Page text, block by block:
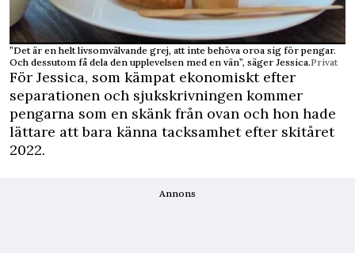
”Det är en helt livsomvälvande grej, att inte behöva oroa sig för pengar.
Och dessutom få dela den upplevelsen med en vän”, säger Jessica.Privat
För Jessica, som kämpat ekonomiskt efter
separationen och sjukskrivningen kommer
pengarna som en skänk från ovan och hon hade
lättare att bara känna tacksamhet efter skitåret
2022.
Annons